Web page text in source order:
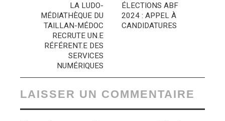
LA LUDO-
MÉDIATHÈQUE DU
TAILLAN-MÉDOC
RECRUTE UN.E
RÉFÉRENT.E DES
SERVICES
NUMÉRIQUES
ÉLECTIONS ABF
2024 : APPEL À
CANDIDATURES
LAISSER UN COMMENTAIRE